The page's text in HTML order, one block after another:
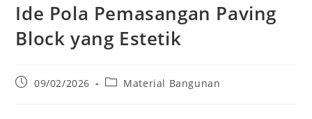
Ide Pola Pemasangan Paving
Block yang Estetik
09/02/2026 Material Bangunan